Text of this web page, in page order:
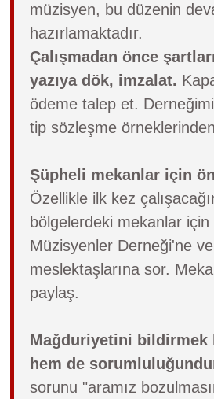
müzisyen, bu düzenin
hazırlamaktadır.
Çalışmadan önce
yazıya dök, imzalat.
ödeme talep et.
tip sözleşme
Şüpheli mekanlar için
Özellikle ilk kez
bölgelerdeki mekanlar
Müzisyenler Derneği'ne
meslektaşlarına sor.
paylaş.
Mağduriyetini bildirmek
hem de
sorunu "aramız